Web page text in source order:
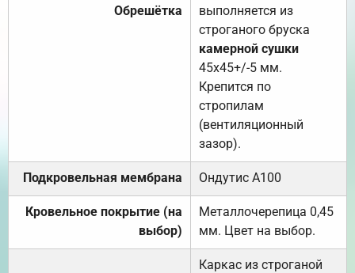
Обрешётка
выполняется из
строганого бруска
камерной сушки
45х45+/-5 мм.
Крепится по
стропилам
(вентиляционный
зазор).
Подкровельная мембрана Ондутис А100
Кровельное покрытие (на
выбор)
Металлочерепица 0,45
мм. Цвет на выбор.
Каркас из строганой